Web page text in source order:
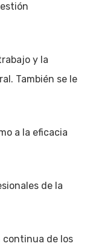
y la
También se le
a la eficacia
de la
continua de los